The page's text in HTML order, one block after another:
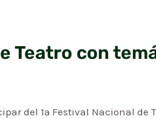
Teatro con
del 1ª Festival Nacional de